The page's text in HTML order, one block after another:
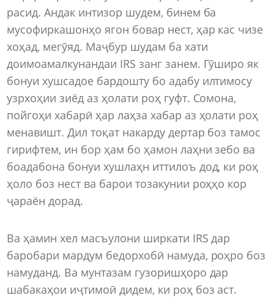
расид. Андак интизор шудем, бинем ба
мусофиркашонҳо ягон бовар нест, ҳар кас чизе
хоҳад, мегӯяд. Маҷбур шудам ба хати
доимоамалкунандаи IRS занг занем. Гӯширо як
бонуи хушсадое бардошту бо адабу илтимосу
узрхоҳии зиёд аз ҳолати роҳ гуфт. Сомона,
пойгоҳи хабарӣ ҳар лаҳза хабар аз ҳолати роҳ
менавишт. Дил тоқат накарду дертар боз тамос
гирифтем, ин бор ҳам бо ҳамон лаҳни зебо ва
боадабона бонуи хушлаҳн иттилоъ дод, ки роҳ
ҳоло боз нест ва барои тозакунии роҳҳо кор
ҷараён дорад.
Ва ҳамин хел масъулони ширкати IRS дар
баробари мардум бедорхобӣ намуда, роҳро боз
намуданд. Ва мунтазам гузоришҳоро дар
шабакаҳои иҷтимоӣ дидем, ки роҳ боз аст.